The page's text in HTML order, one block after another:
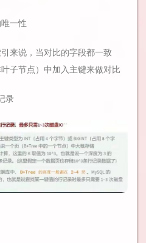
一性
来说，当对比的字段都一致
子节点）中加入主键来做对比
录